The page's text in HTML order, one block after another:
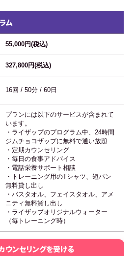
ム
55,000円(税込)
327,800円(税込)
16回 / 50分 / 60日
プランには以下のサービスが含まれて
います。
・ライザップのプログラム中、24時間
ジムチョコザップに無料で通い放題
・定期カウンセリング
・毎日の食事アドバイス
・電話栄養サポート相談
・トレーニング用のTシャツ、短パン
無料貸し出し
・バスタオル、フェイスタオル、アメ
ニティ無料貸し出し
・ライザップオリジナルウォーター
（毎トレーニング時）
ウンセリングを受ける